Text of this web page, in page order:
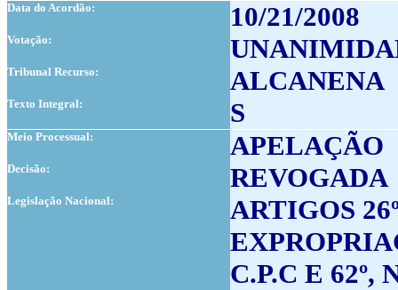
Data do Acordão: 10/21/2008
Votação:
Tribunal Recurso: ALCANENA
Texto Integral: S
Meio Processual: APELAÇÃO
Decisão: REVOGADA
Legislação Nacional:
ARTIGOS
C.P.C E 62º,